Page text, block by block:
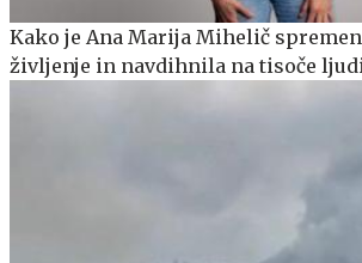
Kako je Ana Marija Mihelič
življenje in navdihnila na tisoče